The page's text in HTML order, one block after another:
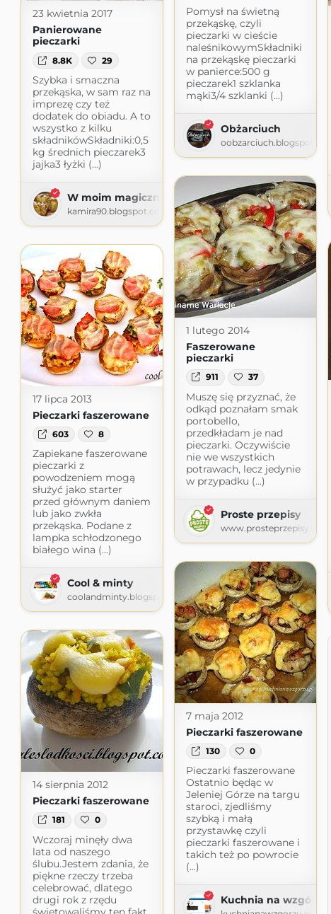
Pomysł na świetną
przekąskę, czyli
pieczarki w cieście
naleśnikowymSkładniki
na przekąskę pieczarki
w panierce:500 g
pieczarek1 szklanka
mąki3/4 szklanki (...)
Obżarciuch
oobzarciuch.blogspot.com
23 kwietnia 2017
Panierowane
pieczarki
8.8K 29
Szybka i smaczna
przekąska, w sam raz na
imprezę czy też
dodatek do obiadu. A to
wszystko z kilku
składnikówSkładniki:0,5
kg średnich pieczarek3
jajka3 łyżki (...)
W moim magicznym domu
kamira90.blogspot.com
1 lutego 2014
Faszerowane
pieczarki
911 37
Muszę się przyznać, że
odkąd poznałam smak
portobello,
przedkładam je nad
pieczarki. Oczywiście
nie we wszystkich
potrawach, lecz jedynie
w przypadku (...)
Proste przepisy
www.prosteprzepisy.com
17 lipca 2013
Pieczarki faszerowane
603 8
Zapiekane faszerowane
pieczarki z
powodzeniem mogą
służyć jako starter
przed głównym daniem
lub jako zwkła
przekąska. Podane z
lampka schłodzonego
białego wina (...)
Cool & minty
coolandminty.blogspot.com
7 maja 2012
Pieczarki faszerowane
130 0
Pieczarki faszerowane
Ostatnio będąc w
Jeleniej Górze na targu
staroci, zjedliśmy
szybką i małą
przystawkę czyli
pieczarki faszerowane i
takich też po powrocie
(...)
Kuchnia na wzgórzu
14 sierpnia 2012
Pieczarki faszerowane
181 0
Wczoraj minęły dwa
lata od naszego
ślubu.Jestem zdania, że
piękne rzeczy trzeba
celebrować, dlatego
drugi rok z rzędu